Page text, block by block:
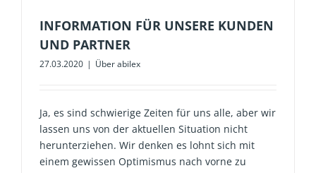
INFORMATION FÜR UNSERE KUNDEN
UND PARTNER
27.03.2020 | Über abilex
Ja, es sind schwierige Zeiten für uns alle, aber wir
lassen uns von der aktuellen Situation nicht
herunterziehen. Wir denken es lohnt sich mit
einem gewissen Optimismus nach vorne zu